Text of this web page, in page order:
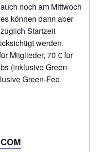
noch am Mittwoch
können dann aber
Startzeit
werden.
Mitglieder, 70 € für
(inklusive Green-
Green-Fee